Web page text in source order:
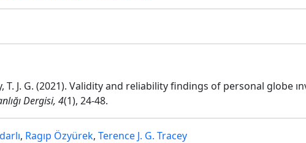
T. J. G. (2021). Validity and reliability findings of personal globe
Dergisi, 4(1), 24-48.
, Ragıp Özyürek, Terence J. G. Tracey